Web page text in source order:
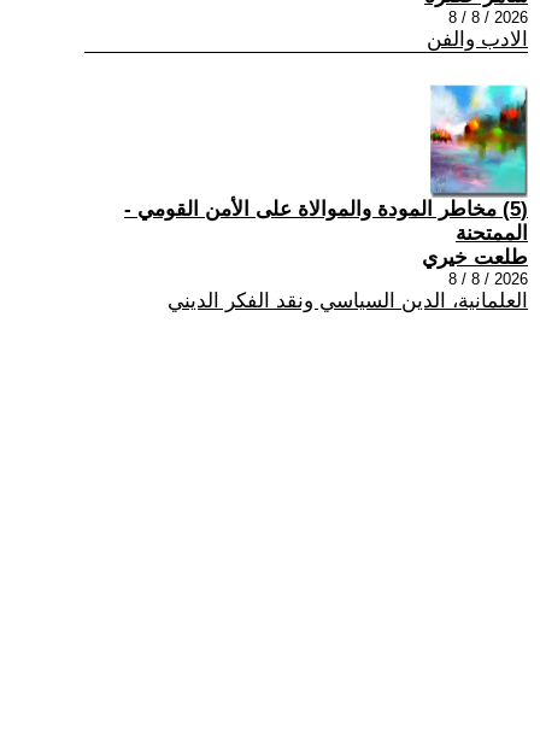
2026 / 8 / 8
الادب والفن
(5) مخاطر المودة والموالاة على الأمن القومي -
الممتحنة
طلعت خيري
2026 / 8 / 8
العلمانية، الدين السياسي ونقد الفكر الديني